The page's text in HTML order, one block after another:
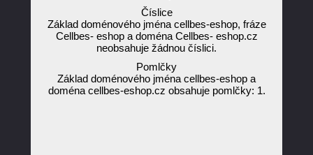
Číslice
Základ doménového jména cellbes-eshop, fráze
Cellbes- eshop a doména Cellbes- eshop.cz
neobsahuje žádnou číslici.
Pomlčky
Základ doménového jména cellbes-eshop a
doména cellbes-eshop.cz obsahuje pomlčky: 1.